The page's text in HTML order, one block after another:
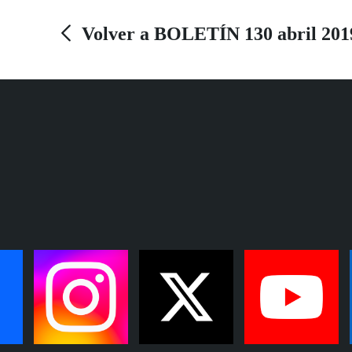
Volver a BOLETÍN 130 abril